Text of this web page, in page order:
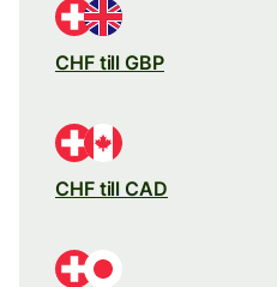
CHF till GBP
CHF till CAD